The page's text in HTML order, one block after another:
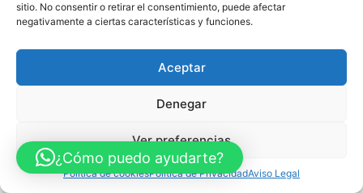
sitio. No consentir o retirar el consentimiento, puede afectar
negativamente a ciertas características y funciones.
Aceptar
Denegar
Ver preferencias
Política de cookiesPolítica de PrivacidadAviso Legal
© Guia Telefónica de Empresas – Todos los derechos reservados.
¿Cómo puedo ayudarte?